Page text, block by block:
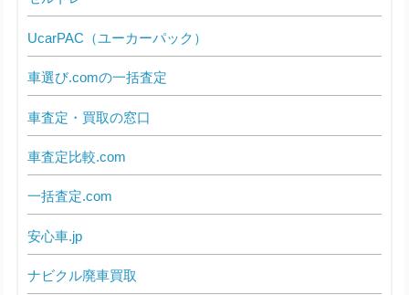
UcarPAC（ユーカーパック）
車選び.comの一括査定
車査定・買取の窓口
車査定比較.com
一括査定.com
安心車.jp
ナビクル廃車買取